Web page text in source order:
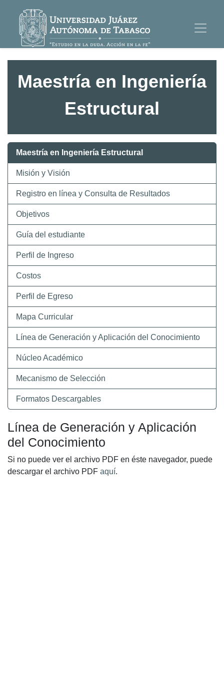
Maestría en Ingeniería
Estructural
Maestría en Ingeniería Estructural
Misión y Visión
Registro en línea y Consulta de Resultados
Objetivos
Guía del estudiante
Perfil de Ingreso
Costos
Perfil de Egreso
Mapa Curricular
Línea de Generación y Aplicación del Conocimiento
Núcleo Académico
Mecanismo de Selección
Formatos Descargables
Línea de Generación y Aplicación
del Conocimiento
Si no puede ver el archivo PDF en éste navegador, puede
descargar el archivo PDF aquí.